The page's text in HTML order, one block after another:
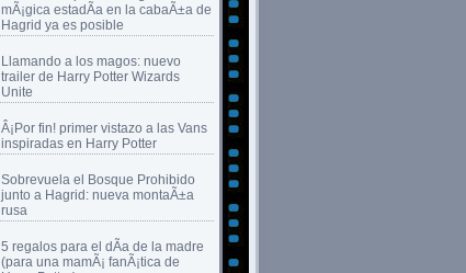
mÃ¡gica estadÃ­a en la cabaÃ±a de
Hagrid ya es posible
Llamando a los magos: nuevo
trailer de Harry Potter Wizards
Unite
Â¡Por fin! primer vistazo a las Vans
inspiradas en Harry Potter
Sobrevuela el Bosque Prohibido
junto a Hagrid: nueva montaÃ±a
rusa
5 regalos para el dÃ­a de la madre
(para una mamÃ¡ fanÃ¡tica de